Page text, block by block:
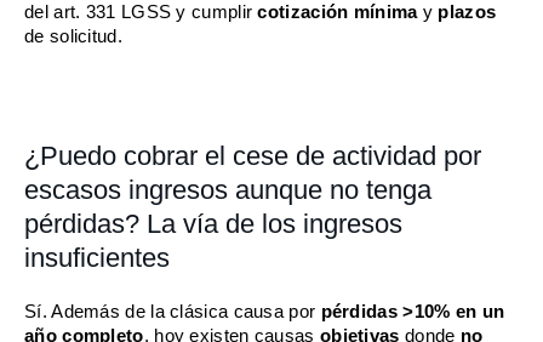
del art. 331 LGSS y cumplircotización mínimay plazos
de solicitud.
¿Puedo cobrar el cese de actividad por
escasos ingresos aunque no tenga
pérdidas? La vía de los ingresos
insuficientes
Sí. Además de la clásica causa por pérdidas >10% en un
año completo, hoy existen causas objetivas donde no